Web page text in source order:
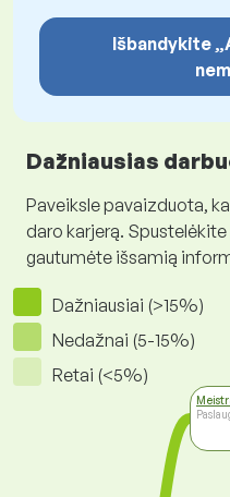
Išbandykite
Dažniausias
Paveiksle pavaizduota,
daro karjerą.
gautumėte išsamią
Dažniausiai (>15%)
Nedažnai (5-15%)
Retai (<5%)